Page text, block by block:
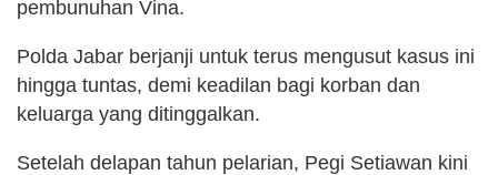
pembunuhan Vina.
Polda Jabar berjanji untuk terus mengusut kasus ini
hingga tuntas, demi keadilan bagi korban dan
keluarga yang ditinggalkan.
Setelah delapan tahun pelarian, Pegi Setiawan kini